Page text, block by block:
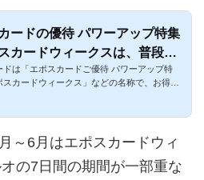
ードの優待 パワーアップ特集
カードウィークスは、普段よ
な割引・優待でお得！
ドは「エポスカードご優待 パワーアップ特
スカードウィークス」などの名称で、お得な
～6月はエポスカードウィ
の7日間の期間が一部重な